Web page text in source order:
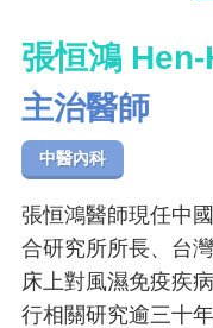
張恒鴻
主治醫師
中醫內科
張恒鴻醫師現任中
合研究所所長、台
床上對風濕免疫疾
行相關研究逾三十